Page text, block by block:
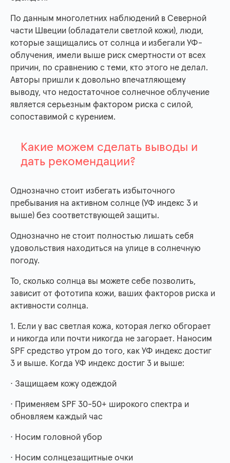
По данным многолетних наблюдений в Северной
части Швеции (обладатели светлой кожи), люди,
которые защищались от солнца и избегали УФ-
облучения, имели выше риск смертности от всех
причин, по сравнению с теми, кто этого не делал.
Авторы пришли к довольно впечатляющему
выводу, что недостаточное солнечное облучение
является серьезным фактором риска с силой,
сопоставимой с курением.
Какие можем сделать выводы и
дать рекомендации?
Однозначно стоит избегать избыточного
пребывания на активном солнце (УФ индекс 3 и
выше) без соответствующей защиты.
Однозначно не стоит полностью лишать себя
удовольствия находиться на улице в солнечную
погоду.
То, сколько солнца вы можете себе позволить,
зависит от фототипа кожи, ваших факторов риска и
активности солнца.
1. Если у вас светлая кожа, которая легко обгорает
и никогда или почти никогда не загорает. Наносим
SPF средство утром до того, как УФ индекс достиг
3 и выше. Когда УФ индекс достиг 3 и выше:
· Защищаем кожу одеждой
· Применяем SPF 30-50+ широкого спектра и
обновляем каждый час
· Носим головной убор
· Носим солнцезащитные очки